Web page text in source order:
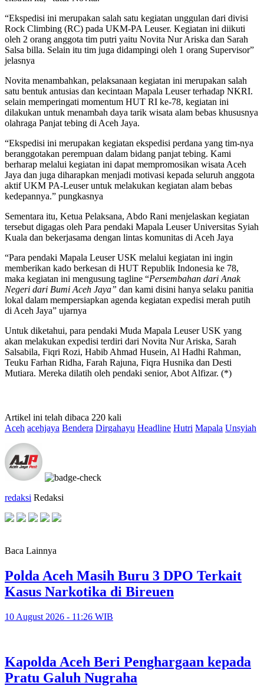
“Ekspedisi ini merupakan salah satu kegiatan unggulan dari divisi
Rock Climbing (RC) pada UKM-PA Leuser. Kegiatan ini diikuti
oleh 2 orang anggota tim putri yaitu Novita Nur Ariska dan Sarah
Salsa billa. Selain itu tim juga didampingi oleh 1 orang Supervisor”
jelasnya
Novita menambahkan, pelaksanaan kegiatan ini merupakan salah
satu bentuk antusias dan kecintaan Mapala Leuser terhadap NKRI.
selain memperingati momentum HUT RI ke-78, kegiatan ini
dilakukan untuk menambah daya tarik wisata alam bebas khususnya
olahraga Panjat tebing di Aceh Jaya.
“Ekspedisi ini merupakan kegiatan ekspedisi perdana yang tim-nya
beranggotakan perempuan dalam bidang panjat tebing. Kami
berharap melalui kegiatan ini dapat mempromosikan wisata Aceh
Jaya dan juga diharapkan menjadi motivasi kepada seluruh anggota
aktif UKM PA-Leuser untuk melakukan kegiatan alam bebas
kedepannya.” pungkasnya
Sementara itu, Ketua Pelaksana, Abdo Rani menjelaskan kegiatan
tersebut digagas oleh Para pendaki Mapala Leuser Universitas Syiah
Kuala dan bekerjasama dengan lintas komunitas di Aceh Jaya
“Para pendaki Mapala Leuser USK melalui kegiatan ini ingin
memberikan kado berkesan di HUT Republik Indonesia ke 78,
maka kegiatan ini mengusung tagline “Persembahan dari Anak
Negeri dari Bumi Aceh Jaya” dan kami disini hanya selaku panitia
lokal dalam mempersiapkan agenda kegiatan expedisi merah putih
di Aceh Jaya” ujarnya
Untuk diketahui, para pendaki Muda Mapala Leuser USK yang
akan melakukan expedisi terdiri dari Novita Nur Ariska, Sarah
Salsabila, Fiqri Rozi, Habib Ahmad Husein, Al Hadhi Rahman,
Teuku Farhan Ridha, Farah Rajuna, Fiqra Husnika dan Desti
Mutiara. Mereka dilatih oleh pendaki senior, Abot Alfizar. (*)
Artikel ini telah dibaca 220 kali
Aceh acehjaya Bendera Dirgahayu Headline Hutri Mapala Unsyiah
redaksi Redaksi
Baca Lainnya
Polda Aceh Masih Buru 3 DPO Terkait
Kasus Narkotika di Bireuen
10 August 2026 - 11:26 WIB
Kapolda Aceh Beri Penghargaan kepada
Pratu Galuh Nugraha